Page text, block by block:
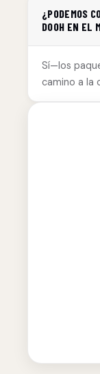
¿PODEMOS
DOOH EN EL
Sí—los
camino a la